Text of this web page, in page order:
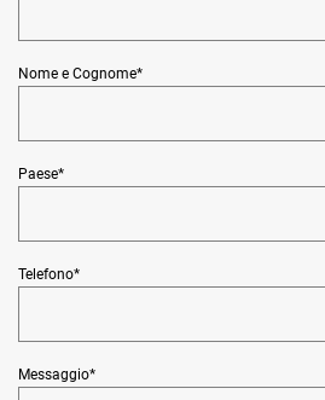
Nome e Cognome*
Paese*
Telefono*
Messaggio*